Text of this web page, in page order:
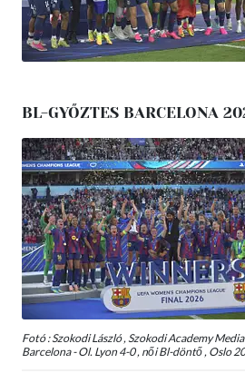
BL-GYŐZTES BARCELONA
Fotó : Szokodi László , Szokodi Academy
Barcelona - Ol. Lyon 4-0 , női Bl-döntő , Oslo